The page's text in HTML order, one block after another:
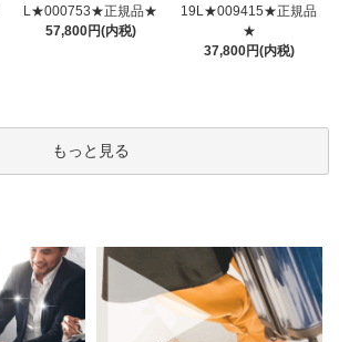
L★000753★正規品★
57,800円(内税)
19L★009415★正規品
★
37,800円(内税)
もっと見る